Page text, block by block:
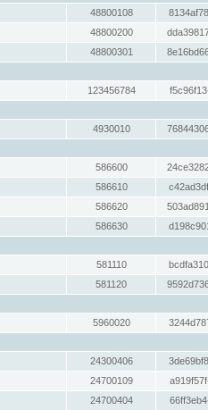
48800108
48800200
48800301
123456784
4930010
586600
586610
586620
586630
581110
581120
5960020
24300406
24700109
24700404